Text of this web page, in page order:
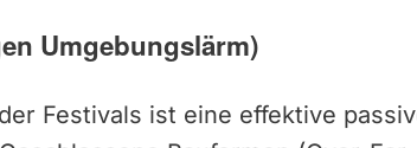
Umgebungslärm)
Festivals ist eine effektive